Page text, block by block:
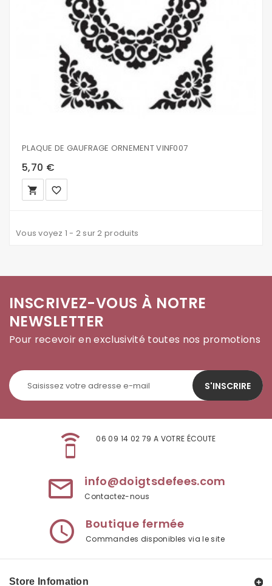
PLAQUE DE GAUFRAGE ORNEMENT VINF007
5,70 €
local_grocery_store favorite_border
Vous voyez 1 - 2 sur 2 produits
INSCRIVEZ-VOUS À NOTRE
NEWSLETTER
Pour recevoir en exclusivité toutes nos promotions
S'INSCRIRE
speaker_phone 06 09 14 02 79 A VOTRE ÉCOUTE
mail_outline info@doigtsdefees.com
Contactez-nous
access_time Boutique fermée
Commandes disponibles via le site
Store Infomation